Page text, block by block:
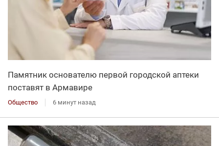
Памятник основателю первой городской аптеки
поставят в Армавире
Общество 6 минут назад